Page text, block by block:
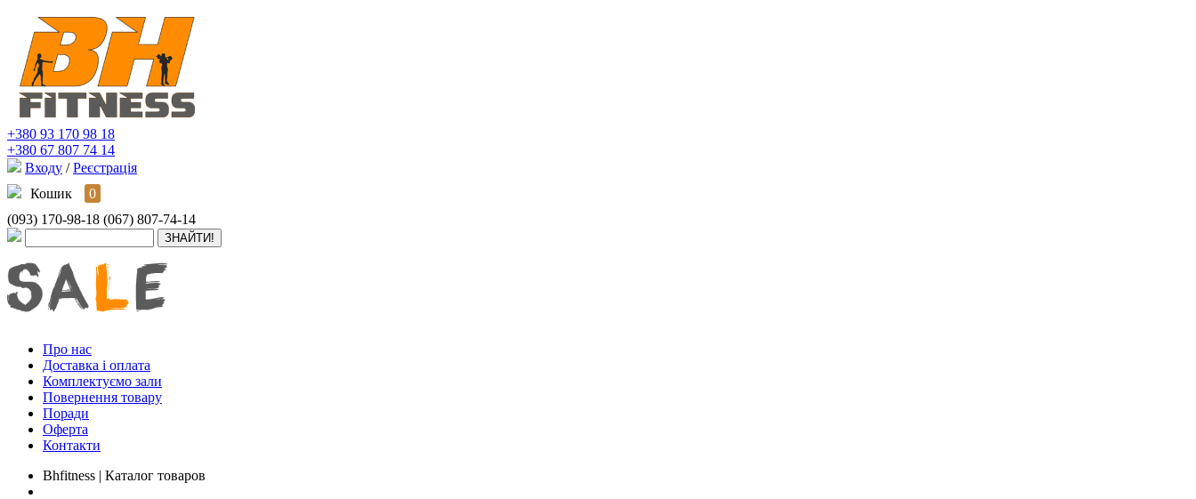
+380 93 170 98 18
+380 67 807 74 14
Входу / Реєстрація
Кошик
0
(093) 170-98-18 (067) 807-74-14
Про нас
Доставка і оплата
Комплектуємо зали
Повернення товару
Поради
Оферта
Контакти
Bhfitness | Каталог товаров